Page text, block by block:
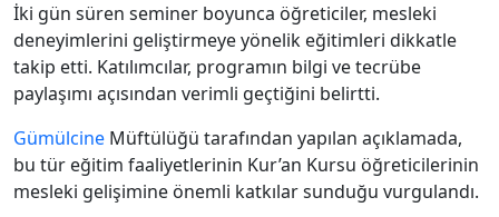
İki gün süren seminer boyunca öğreticiler, mesleki
deneyimlerini geliştirmeye yönelik eğitimleri dikkatle
takip etti. Katılımcılar, programın bilgi ve tecrübe
paylaşımı açısından verimli geçtiğini belirtti.
Gümülcine Müftülüğü tarafından yapılan açıklamada,
bu tür eğitim faaliyetlerinin Kur’an Kursu öğreticilerinin
mesleki gelişimine önemli katkılar sunduğu vurgulandı.